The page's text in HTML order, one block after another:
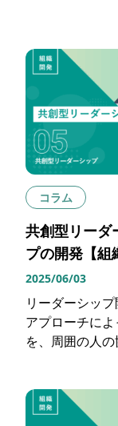
コラム
共創型リー
プの開発【組
2025/06/03
リーダーシッ
アプローチに
を、周囲の人